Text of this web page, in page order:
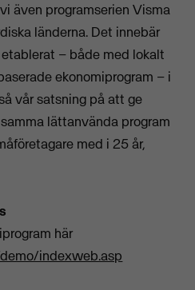
även programserien Visma
länderna. Det innebär
– både med lokalt
ekonomiprogram – i
vår satsning på att ge
lättanvända program
med i 25 år,
här
indexweb.asp